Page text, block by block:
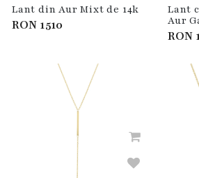
Lant din Aur Mixt de 14k
RON1510
Lant
Aur
RON